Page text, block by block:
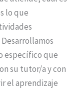
lo que
específico que
su tutor/a y con
el aprendizaje